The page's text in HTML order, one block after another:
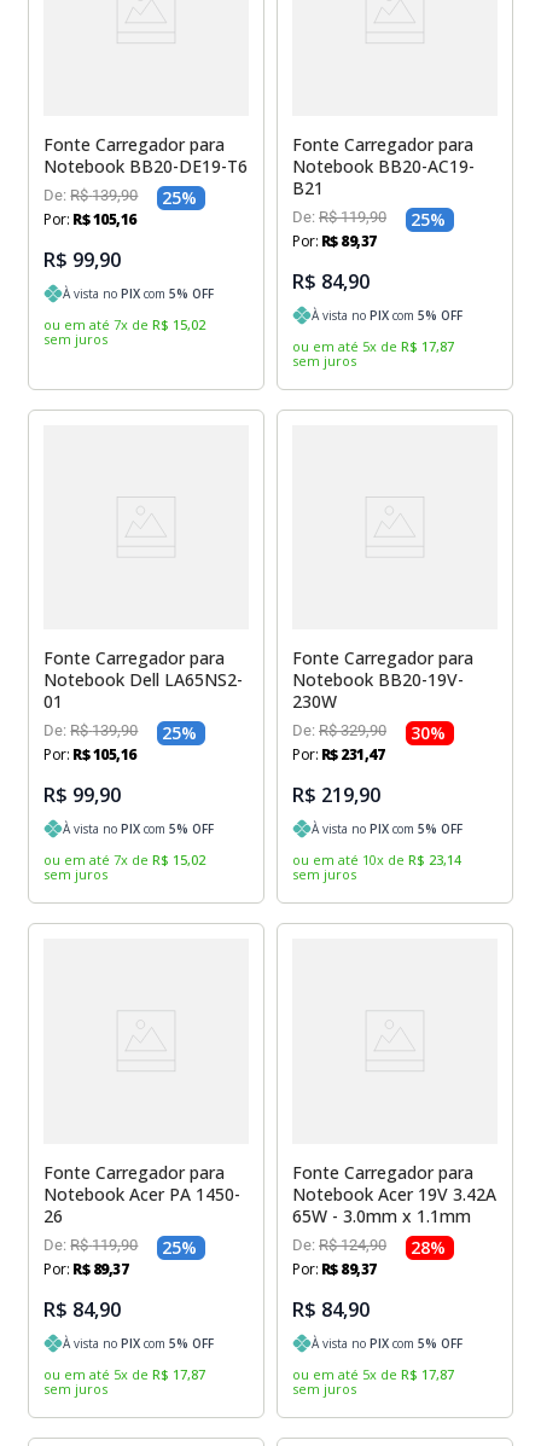
Fonte Carregador para
Notebook BB20-DE19-T6
De:R$ 139,90 25%
Por: R$105,16
R$ 99,90
À vista noPIX com5% OFF
ou em até 7x de R$ 15,02
sem juros
Fonte Carregador para
Notebook BB20-AC19-
B21
De: R$ 119,90 25%
Por: R$89,37
R$ 84,90
À vista no PIX com 5% OFF
ou em até 5x de R$ 17,87
sem juros
Fonte Carregador para
Notebook Dell LA65NS2-
01
De:R$ 139,90 25%
Por: R$105,16
R$ 99,90
À vista noPIX com5% OFF
ou em até 7x de R$ 15,02
sem juros
Fonte Carregador para
Notebook BB20-19V-
230W
De: R$ 329,90 30%
Por: R$231,47
R$ 219,90
À vista no PIX com 5% OFF
ou em até 10x de R$ 23,14
sem juros
Fonte Carregador para
Notebook Acer PA 1450-
26
De:R$ 119,90 25%
Por: R$ 89,37
R$ 84,90
À vista noPIX com5% OFF
ou em até 5x de R$ 17,87
sem juros
Fonte Carregador para
Notebook Acer 19V 3.42A
65W - 3.0mm x 1.1mm
De: R$ 124,90 28%
Por: R$89,37
R$ 84,90
À vista no PIX com 5% OFF
ou em até 5x de R$ 17,87
sem juros